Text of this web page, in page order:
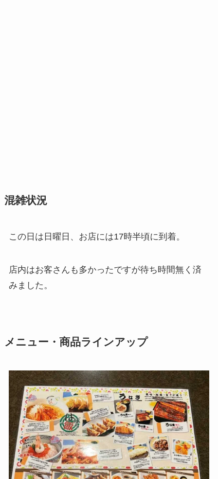
混雑状況
この日は日曜日、お店には17時半頃に到着。
店内はお客さんも多かったですが待ち時間無く済
みました。
メニュー・商品ラインアップ